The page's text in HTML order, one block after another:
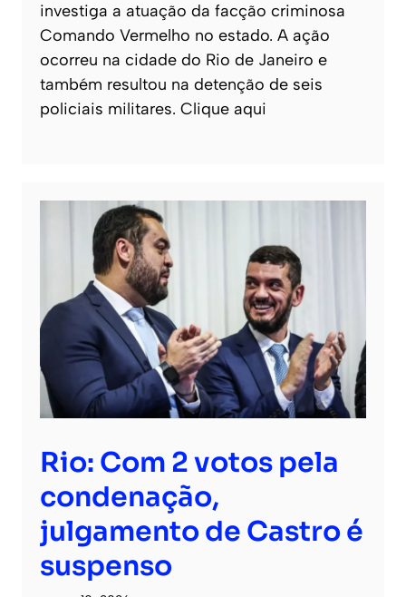
investiga a atuação da facção criminosa
Comando Vermelho no estado. A ação
ocorreu na cidade do Rio de Janeiro e
também resultou na detenção de seis
policiais militares. Clique aqui
Rio: Com 2 votos pela
condenação,
julgamento de Castro é
suspenso